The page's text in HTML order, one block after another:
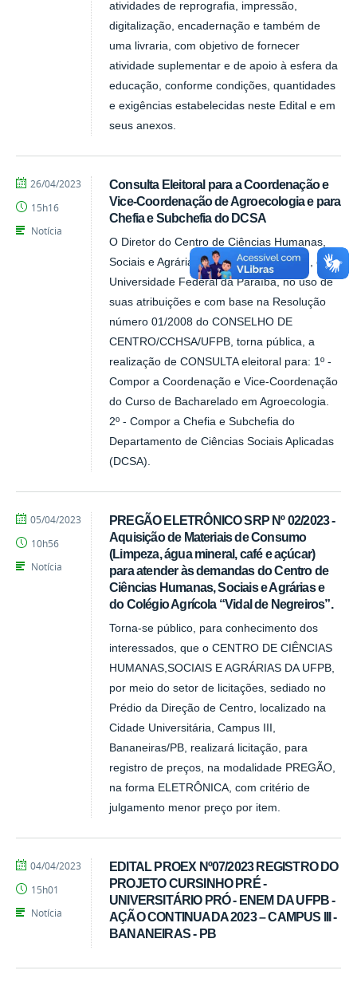
atividades de reprografia, impressão,
digitalização, encadernação e também de
uma livraria, com objetivo de fornecer
atividade suplementar e de apoio à esfera da
educação, conforme condições, quantidades
e exigências estabelecidas neste Edital e em
seus anexos.
Consulta Eleitoral para a Coordenação e
Vice-Coordenação de Agroecologia e para
Chefia e Subchefia do DCSA
O Diretor do Centro de Ciências Humanas,
Sociais e Agrárias (CCHSA), Campus III, da
Universidade Federal da Paraíba, no uso de
suas atribuições e com base na Resolução
número 01/2008 do CONSELHO DE
CENTRO/CCHSA/UFPB, torna pública, a
realização de CONSULTA eleitoral para: 1º -
Compor a Coordenação e Vice-Coordenação
do Curso de Bacharelado em Agroecologia.
2º - Compor a Chefia e Subchefia do
Departamento de Ciências Sociais Aplicadas
(DCSA).
por
publicado
26/04/2023
15h16
Notícia
PREGÃO ELETRÔNICO SRP Nº 02/2023 -
Aquisição de Materiais de Consumo
(Limpeza, água mineral, café e açúcar)
para atender às demandas do Centro de
Ciências Humanas, Sociais e Agrárias e
do Colégio Agrícola “Vidal de Negreiros”.
Torna-se público, para conhecimento dos
interessados, que o CENTRO DE CIÊNCIAS
HUMANAS,SOCIAIS E AGRÁRIAS DA UFPB,
por meio do setor de licitações, sediado no
Prédio da Direção de Centro, localizado na
Cidade Universitária, Campus III,
Bananeiras/PB, realizará licitação, para
registro de preços, na modalidade PREGÃO,
na forma ELETRÔNICA, com critério de
julgamento menor preço por item.
por
publicado
05/04/2023
10h56
Notícia
EDITAL PROEX Nº07/2023 REGISTRO DO
PROJETO CURSINHO PRÉ -
UNIVERSITÁRIO PRÓ - ENEM DA UFPB -
AÇÃO CONTINUADA 2023 – CAMPUS III -
BANANEIRAS - PB
por
publicado
04/04/2023
15h01
Notícia